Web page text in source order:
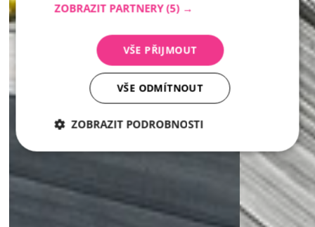
ZOBRAZIT PARTNERY (5) →
VŠE PŘIJMOUT
VŠE ODMÍTNOUT
ZOBRAZIT PODROBNOSTI
Nezbytně
Analytika Marketing